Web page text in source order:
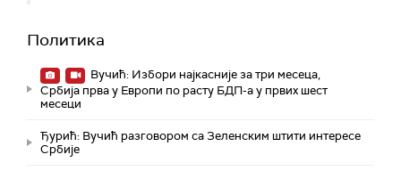
Политика
Вучић: Избори најкасније за три месеца,
Србија прва у Европи по расту БДП-а у првих шест
месеци
Ђурић: Вучић разговором са Зеленским штити интересе
Србије